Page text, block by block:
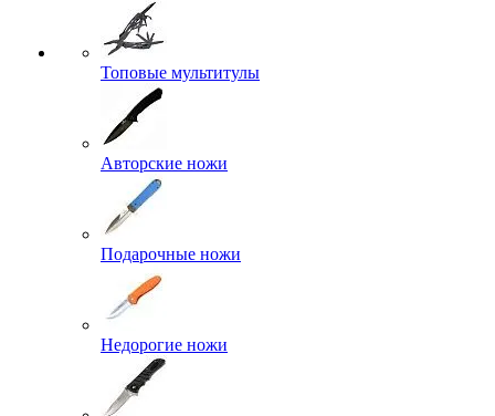
Топовые мультитулы
Авторские ножи
Подарочные ножи
Недорогие ножи